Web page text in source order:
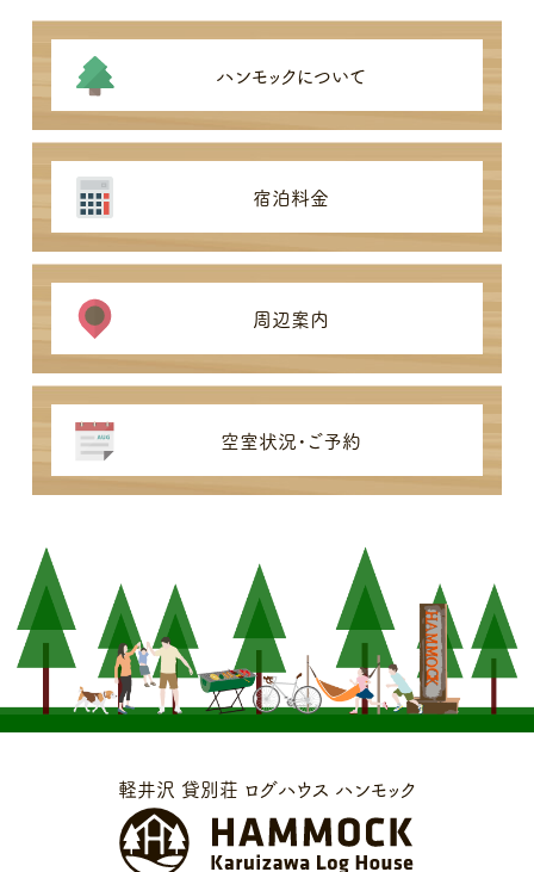
ハンモックについて
宿泊料金
周辺案内
空室状況・ご予約
軽井沢 貸別荘 ログハウス ハンモック